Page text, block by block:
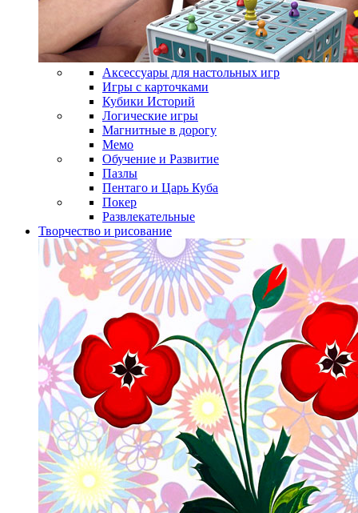
Аксессуары для настольных игр
Игры с карточками
Кубики Историй
Логические игры
Магнитные в дорогу
Мемо
Обучение и Развитие
Пазлы
Пентаго и Царь Куба
Покер
Развлекательные
Творчество и рисование